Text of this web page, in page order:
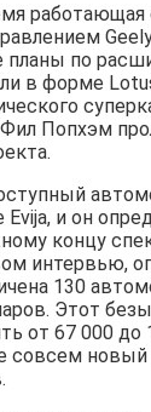
работающая
планы по
в форме
Попхэм
и он
концу
интервью,
130
Этот
от 67 000 до
совсем новый